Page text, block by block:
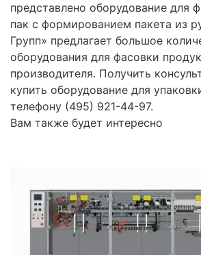
представлено оборудование для
пак с формированием пакета из
Групп» предлагает большое
оборудования для фасовки
производителя. Получить
купить оборудование для
телефону (495) 921-44-97.
Вам также будет интересно